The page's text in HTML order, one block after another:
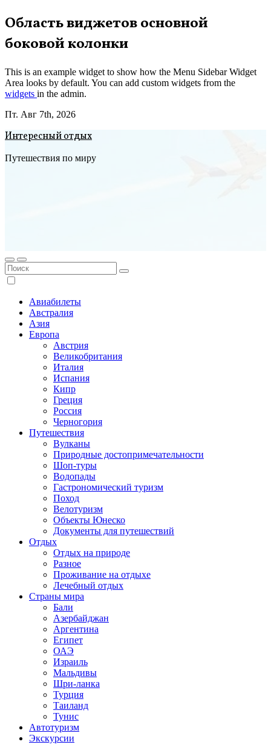
Перейти
к
содержимому
Область виджетов основной
боковой колонки
This is an example widget to show how the Menu Sidebar Widget
Area looks by default. You can add custom widgets from the
widgets in the admin.
Пт. Авг 7th, 2026
Интересный отдых
Путешествия по миру
Авиабилеты
Австралия
Азия
Европа
Австрия
Великобритания
Италия
Испания
Кипр
Греция
Россия
Черногория
Путешествия
Вулканы
Природные достопримечательности
Шоп-туры
Водопады
Гастрономический туризм
Поход
Велотуризм
Объекты Юнеско
Документы для путешествий
Отдых
Отдых на природе
Разное
Проживание на отдыхе
Лечебный отдых
Страны мира
Бали
Азербайджан
Аргентина
Египет
ОАЭ
Израиль
Мальдивы
Шри-ланка
Турция
Таиланд
Тунис
Автотуризм
Экскурсии